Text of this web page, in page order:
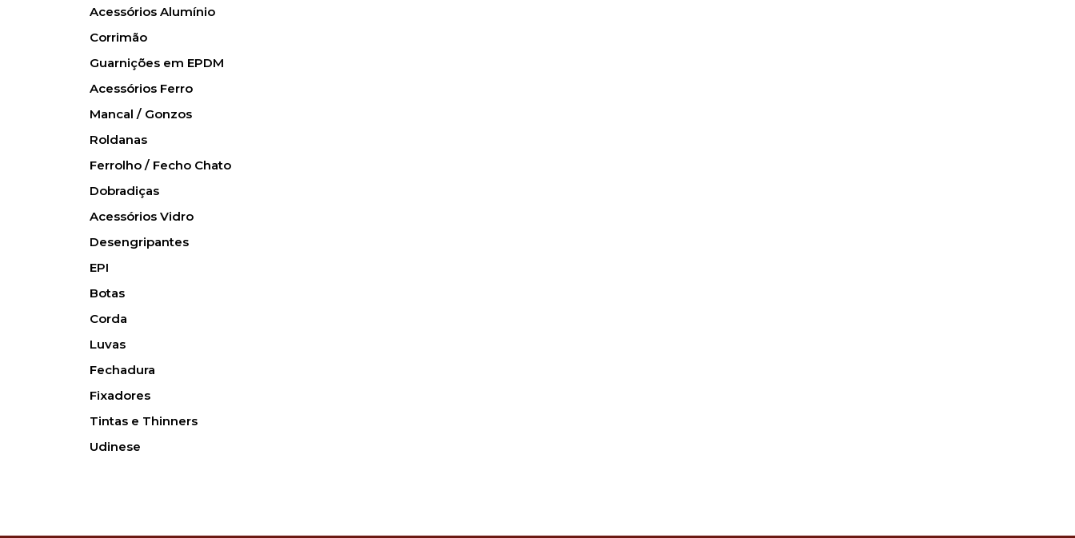
Acessórios Alumínio
Corrimão
Guarnições em EPDM
Acessórios Ferro
Mancal / Gonzos
Roldanas
Ferrolho / Fecho Chato
Dobradiças
Acessórios Vidro
Desengripantes
EPI
Botas
Corda
Luvas
Fechadura
Fixadores
Tintas e Thinners
Udinese